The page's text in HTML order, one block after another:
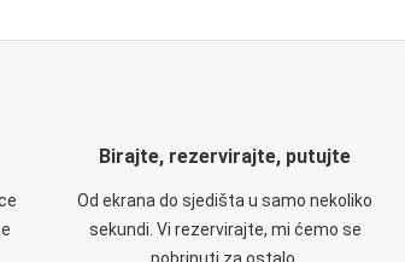
Birajte, rezervirajte, putujte
Od ekrana do sjedišta u samo nekoliko
sekundi. Vi rezervirajte, mi ćemo se